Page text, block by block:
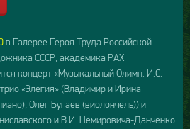
в Галерее Героя Труда Российской
СССР, академика РАХ
концерт «Музыкальный Олимп. И.С.
«Элегия» (Владимир и Ирина
Олег Бугаев (виолончель)) и
и В.И. Немировича-Данченко